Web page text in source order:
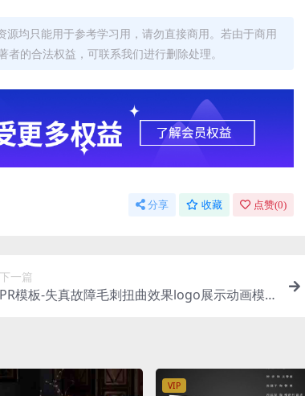
均只能用于参考学习用，请勿直接商用。若由于商用
的合法权益，可联系我们进行删除处理。
分享 收藏 点赞(0)
下一篇
PR模板-失真故障毛刺扭曲效果logo展示动画模
VIP